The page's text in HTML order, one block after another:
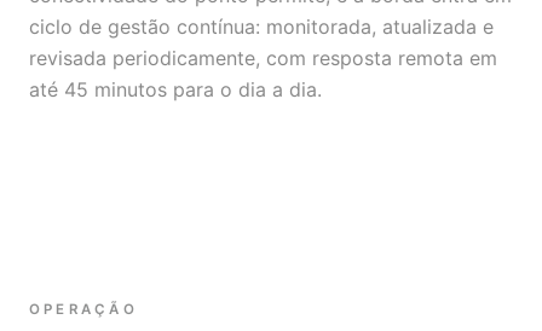
ciclo de gestão contínua: monitorada, atualizada e
revisada periodicamente, com resposta remota em
até 45 minutos para o dia a dia.
OPERAÇÃO